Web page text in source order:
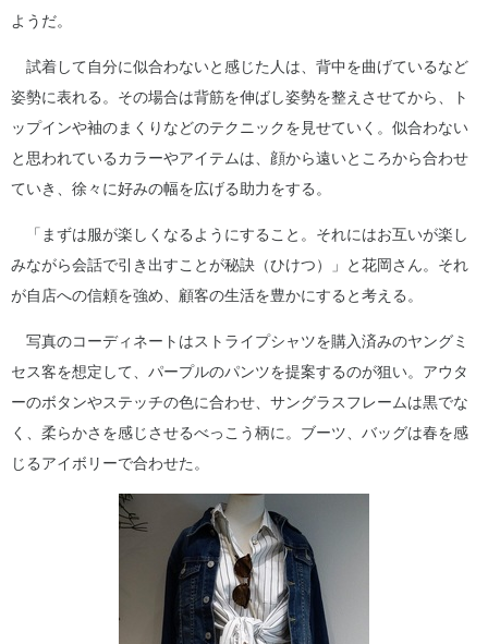
ようだ。
試着して自分に似合わないと感じた人は、背中を曲げているなど
姿勢に表れる。その場合は背筋を伸ばし姿勢を整えさせてから、ト
ップインや袖のまくりなどのテクニックを見せていく。似合わない
と思われているカラーやアイテムは、顔から遠いところから合わせ
ていき、徐々に好みの幅を広げる助力をする。
「まずは服が楽しくなるようにすること。それにはお互いが楽し
みながら会話で引き出すことが秘訣（ひけつ）」と花岡さん。それ
が自店への信頼を強め、顧客の生活を豊かにすると考える。
写真のコーディネートはストライプシャツを購入済みのヤングミ
セス客を想定して、パープルのパンツを提案するのが狙い。アウタ
ーのボタンやステッチの色に合わせ、サングラスフレームは黒でな
く、柔らかさを感じさせるべっこう柄に。ブーツ、バッグは春を感
じるアイボリーで合わせた。